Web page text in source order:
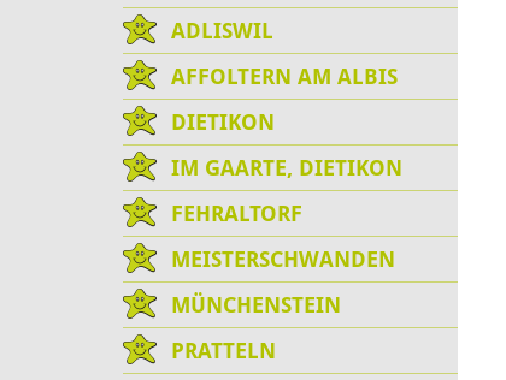
ADLISWIL
AFFOLTERN AM ALBIS
DIETIKON
IM GAARTE, DIETIKON
FEHRALTORF
MEISTERSCHWANDEN
MÜNCHENSTEIN
PRATTELN